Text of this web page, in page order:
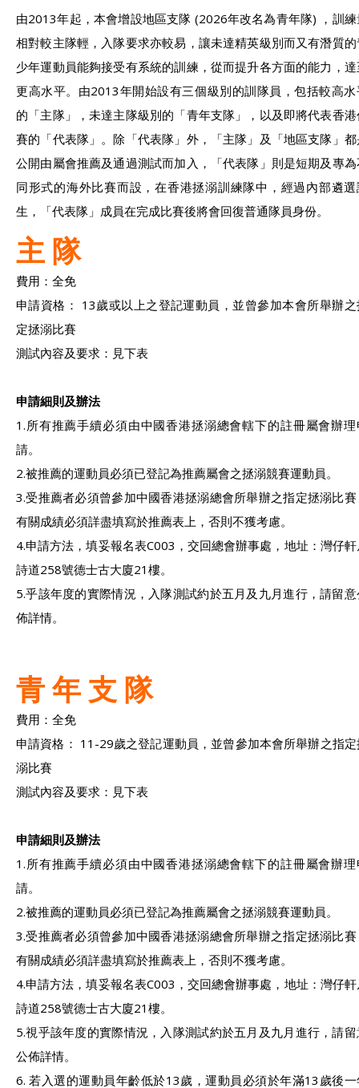
由2013年起，本會增設地區支隊 (2026年改名為青年隊) ，訓
相對較主隊輕，入隊要求亦較易，讓未達精英級別而又有潛質
少年運動員能夠接受有系統的訓練，從而提升各方面的能力，
更高水平。由2013年開始設有三個級別的訓隊員，包括較高水
的「主隊」，未達主隊級別的「青年支隊」，以及即將代表香
賽的「代表隊」。除「代表隊」外，「主隊」及「地區支隊」
公開由屬會推薦及通過測試而加入，「代表隊」則是短期及專
同形式的海外比賽而設，在香港拯溺訓練隊中，經過內部遴選
生，「代表隊」成員在完成比賽後將會回復普通隊員身份。
主 隊
費用：全免
申請資格： 13歲或以上之登記運動員，並曾參加本會所舉辦之
定拯溺比賽
測試內容及要求：見下表
申請細則及辦法
1.所有推薦手續必須由中國香港拯溺總會轄下的註冊屬會辦理
請。
2.被推薦的運動員必須已登記為推薦屬會之拯溺競賽運動員。
3.受推薦者必須曾參加中國香港拯溺總會所舉辦之指定拯溺比
有關成績必須詳盡填寫於推薦表上，否則不獲考慮。
4.申請方法，填妥報名表C003，交回總會辦事處，地址：灣仔
詩道258號德士古大廈21樓。
5.乎該年度的實際情況，入隊測試約於五月及九月進行，請留
佈詳情。
青 年 支 隊
費用：全免
申請資格： 11-29歲之登記運動員，並曾參加本會所舉辦之指
溺比賽
測試內容及要求：見下表
申請細則及辦法
1.所有推薦手續必須由中國香港拯溺總會轄下的註冊屬會辦理
請。
2.被推薦的運動員必須已登記為推薦屬會之拯溺競賽運動員。
3.受推薦者必須曾參加中國香港拯溺總會所舉辦之指定拯溺比
有關成績必須詳盡填寫於推薦表上，否則不獲考慮。
4.申請方法，填妥報名表C003，交回總會辦事處，地址：灣仔
詩道258號德士古大廈21樓。
5.視乎該年度的實際情況，入隊測試約於五月及九月進行，請
公佈詳情。
6. 若入選的運動員年齡低於13歲，運動員必須於年滿13歲後一